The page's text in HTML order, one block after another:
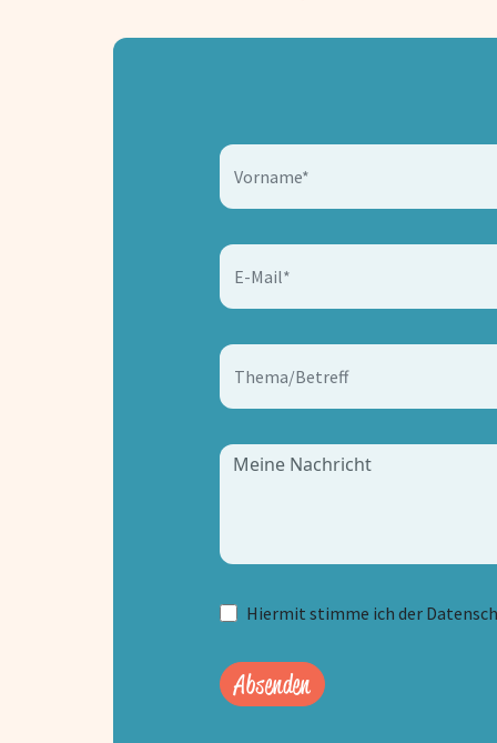
Vorname*
E-Mail*
Thema/Betreff
Hiermit stimme ich der
Absenden